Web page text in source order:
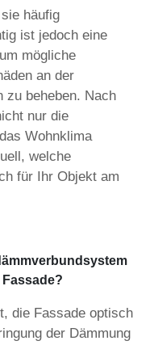
häufig
ist jedoch eine
mögliche
an der
zu beheben. Nach
nur die
Wohnklima
welche
für Ihr Objekt am
die Fassade optisch
der Dämmung